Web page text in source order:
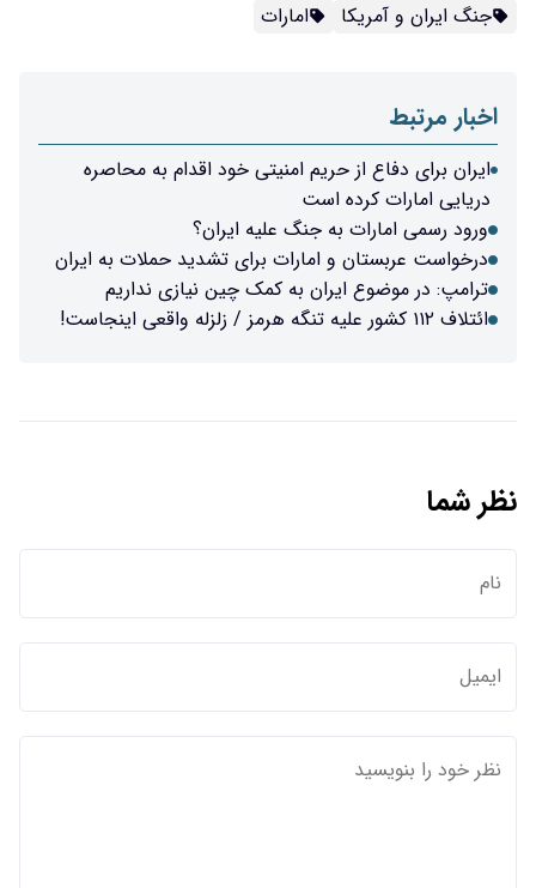
امارات
امنیتی خود اقدام به محاصره
جنگ علیه ایران؟
برای تشدید حملات به ایران
به کمک چین نیازی نداریم